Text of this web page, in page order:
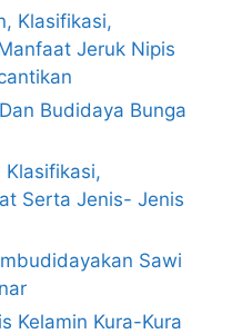
Klasifikasi,
Jeruk Nipis
Budidaya Bunga
Klasifikasi,
Serta Jenis- Jenis
Sawi
Kelamin Kura-Kura